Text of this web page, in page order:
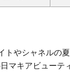
トやシャネルの
マキアビューテ